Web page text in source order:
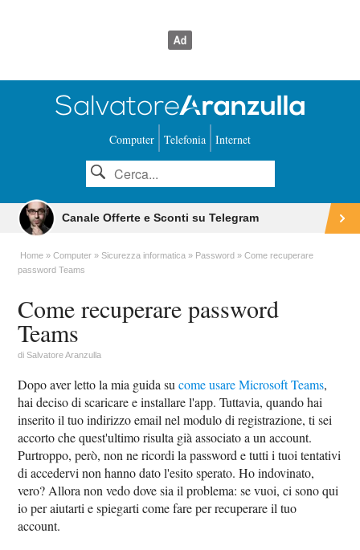
Computer Telefonia Internet
Canale Offerte e Sconti su Telegram
Home Computer Sicurezza informatica Password
Come recuperare
password Teams
Come recuperare password
Teams
diSalvatore Aranzulla
Dopo aver letto la mia guida sucome usare Microsoft Teams,
hai deciso di scaricare e installare l'app. Tuttavia, quando hai
inserito il tuo indirizzo email nel modulo di registrazione, ti sei
accorto che quest'ultimo risulta già associato a un account.
Purtroppo, però, non ne ricordi la password e tutti i tuoi tentativi
di accedervi non hanno dato l'esito sperato. Ho indovinato,
vero? Allora non vedo dove sia il problema: se vuoi, ci sono qui
io per aiutarti e spiegarti come fare per recuperare il tuo
account.